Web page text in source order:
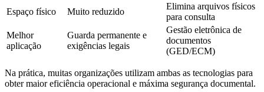
Espaço físico
Muito reduzido
Elimina arquivos físicos
para consulta
Melhor
aplicação
Guarda permanente e
exigências legais
Gestão eletrônica de
documentos
(GED/ECM)
Na prática, muitas organizações utilizam ambas as tecnologias para
obter maior eficiência operacional e máxima segurança documental.